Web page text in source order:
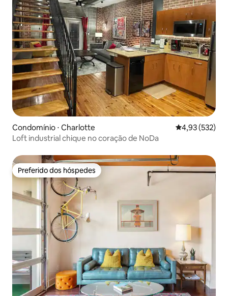
Condomínio ⋅ Charlotte 4,93 de uma
4,93 (532)
Loft industrial chique no coração de NoDa
Preferido dos hóspedes
Preferido dos hóspedes